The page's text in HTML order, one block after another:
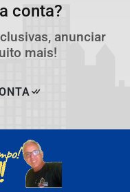
conta?
anunciar
mais!